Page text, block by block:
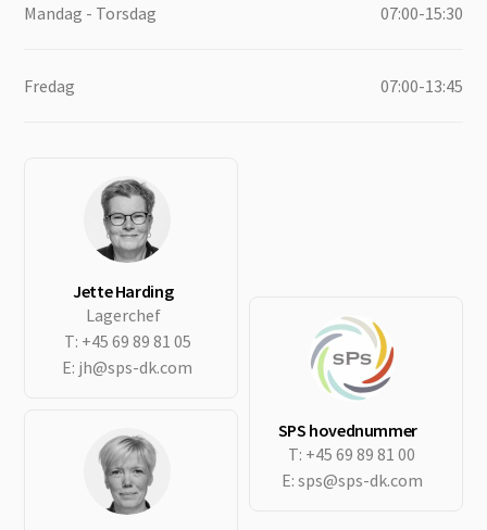
Mandag - Torsdag 07:00-15:30
Fredag 07:00-13:45
Jette Harding
Lagerchef
T: +45 69 89 81 05
E: jh@sps-dk.com
SPS hovednummer
T: +45 69 89 81 00
E: sps@sps-dk.com